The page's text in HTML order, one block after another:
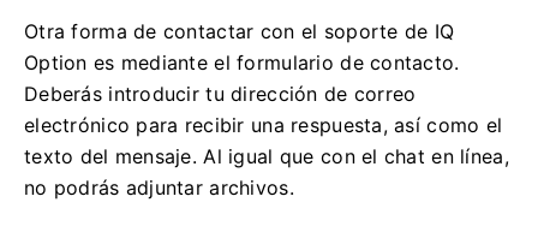
Otra forma de contactar con el soporte de IQ
Option es mediante el formulario de contacto.
Deberás introducir tu dirección de correo
electrónico para recibir una respuesta, así como el
texto del mensaje. Al igual que con el chat en línea,
no podrás adjuntar archivos.